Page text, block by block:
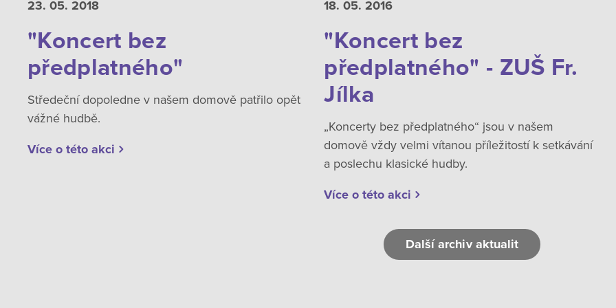
23. 05. 2018
"Koncert bez
předplatného"
Středeční dopoledne v našem domově patřilo opět
vážné hudbě.
Více o této akci
18. 05. 2016
"Koncert bez
předplatného" - ZUŠ Fr.
Jílka
„Koncerty bez předplatného“ jsou v našem
domově vždy velmi vítanou příležitostí k setkávání
a poslechu klasické hudby.
Více o této akci
Další archiv aktualit